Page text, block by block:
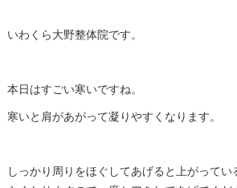
いわくら大野整体院です。
本日はすごい寒いですね。
寒いと肩があがって凝りやすくなります。
しっかり周りをほぐしてあげると上がって